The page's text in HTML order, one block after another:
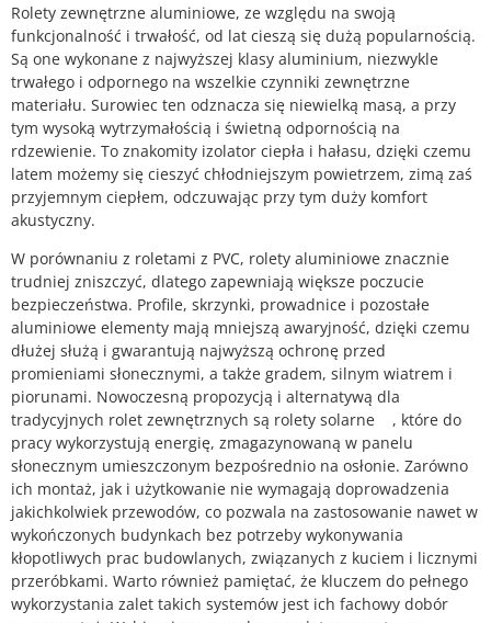
Rolety zewnętrzne aluminiowe, ze względu na swoją
funkcjonalność i trwałość, od lat cieszą się dużą popularnością.
Są one wykonane z najwyższej klasy aluminium, niezwykle
trwałego i odpornego na wszelkie czynniki zewnętrzne
materiału. Surowiec ten odznacza się niewielką masą, a przy
tym wysoką wytrzymałością i świetną odpornością na
rdzewienie. To znakomity izolator ciepła i hałasu, dzięki czemu
latem możemy się cieszyć chłodniejszym powietrzem, zimą zaś
przyjemnym ciepłem, odczuwając przy tym duży komfort
akustyczny.
W porównaniu z roletami z PVC, rolety aluminiowe znacznie
trudniej zniszczyć, dlatego zapewniają większe poczucie
bezpieczeństwa. Profile, skrzynki, prowadnice i pozostałe
aluminiowe elementy mają mniejszą awaryjność, dzięki czemu
dłużej służą i gwarantują najwyższą ochronę przed
promieniami słonecznymi, a także gradem, silnym wiatrem i
piorunami. Nowoczesną propozycją i alternatywą dla
tradycyjnych rolet zewnętrznych są rolety solarne , które do
pracy wykorzystują energię, zmagazynowaną w panelu
słonecznym umieszczonym bezpośrednio na osłonie. Zarówno
ich montaż, jak i użytkowanie nie wymagają doprowadzenia
jakichkolwiek przewodów, co pozwala na zastosowanie nawet w
wykończonych budynkach bez potrzeby wykonywania
kłopotliwych prac budowlanych, związanych z kuciem i licznymi
przeróbkami. Warto również pamiętać, że kluczem do pełnego
wykorzystania zalet takich systemów jest ich fachowy dobór